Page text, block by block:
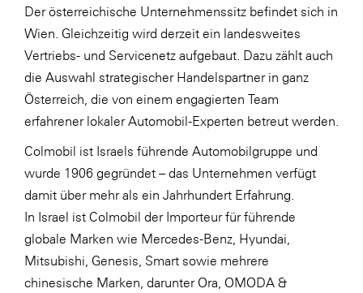
sebamed
SeneCura
SERVICE&MORE
SKINUANCE®
Somfy
Sony DADC
SPIEGLTEC
STIHL Tirol
Trend Micro
TAG GmbH
Der österreichische Unternehmenssitz befindet sich in
Wien. Gleichzeitig wird derzeit ein landesweites
Vertriebs- und Servicenetz aufgebaut. Dazu zählt auch
die Auswahl strategischer Handelspartner in ganz
Österreich, die von einem engagierten Team
erfahrener lokaler Automobil-Experten betreut werden.
Colmobil ist Israels führende Automobilgruppe und
wurde 1906 gegründet – das Unternehmen verfügt
damit über mehr als ein Jahrhundert Erfahrung.
In Israel ist Colmobil der Importeur für führende
globale Marken wie Mercedes-Benz, Hyundai,
Mitsubishi, Genesis, Smart sowie mehrere
chinesische Marken, darunter Ora, OMODA &